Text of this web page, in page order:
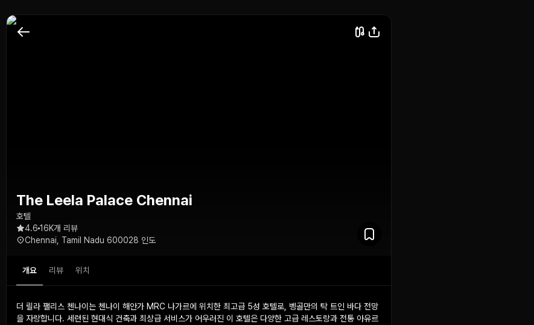
The Leela Palace Chennai
호텔
4.6 16K개 리뷰
Chennai, Tamil Nadu 600028 인도
개요 리뷰 위치
더 릴라 팰리스 첸나이는 첸나이 해안가 MRC 나가르에 위치한 최고급 5성 호텔로, 벵골만의 탁 트인 바다 전망
을 자랑합니다. 세련된 현대식 건축과 최상급 서비스가 어우러진 이 호텔은 다양한 고급 레스토랑과 전통 아유르